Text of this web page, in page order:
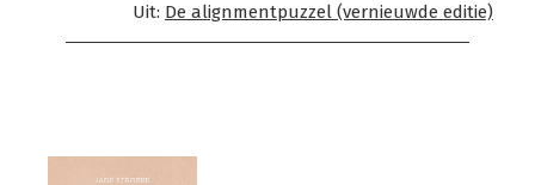
Uit: De alignmentpuzzel (vernieuwde editie)